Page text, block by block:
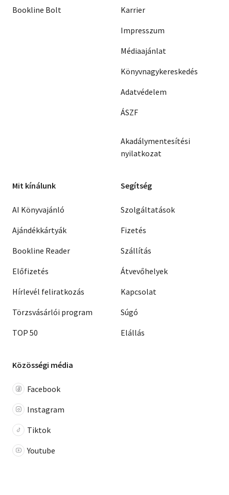
Bookline Bolt
Karrier
Impresszum
Médiaajánlat
Könyvnagykereskedés
Adatvédelem
ÁSZF
Akadálymentesítési
nyilatkozat
Mit kínálunk
AI Könyvajánló
Ajándékkártyák
Bookline Reader
Előfizetés
Hírlevél feliratkozás
Törzsvásárlói program
TOP 50
Segítség
Szolgáltatások
Fizetés
Szállítás
Átvevőhelyek
Kapcsolat
Súgó
Elállás
Közösségi média
Facebook
Instagram
Tiktok
Youtube